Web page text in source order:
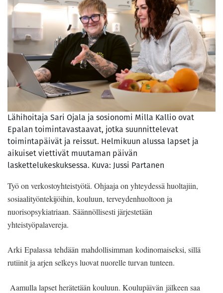
Lähihoitaja Sari Ojala ja sosionomi Milla Kallio ovat
Epalan toimintavastaavat, jotka suunnittelevat
toimintapäivät ja reissut. Helmikuun alussa lapset ja
aikuiset viettivät muutaman päivän
laskettelukeskuksessa. Kuva: Jussi Partanen
Työ on verkostoyhteistyötä. Ohjaaja on yhteydessä huoltajiin,
sosiaalityöntekijöihin, kouluun, terveydenhuoltoon ja
nuorisopsykiatriaan. Säännöllisesti järjestetään
yhteistyöpalavereja.
Arki Epalassa tehdään mahdollisimman kodinomaiseksi, sillä
rutiinit ja arjen selkeys luovat nuorelle turvan tunteen.
Aamulla lapset herätetään kouluun. Koulupäivän jälkeen saa